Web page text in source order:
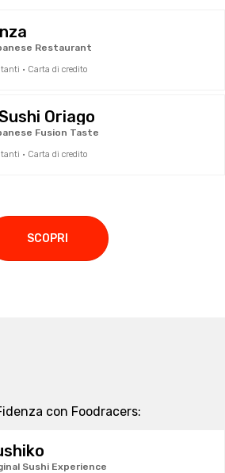
Restaurant
· Carta di credito
Oriago
Fusion Taste
· Carta di credito
SCOPRI
con Foodracers:
Sushi Experience